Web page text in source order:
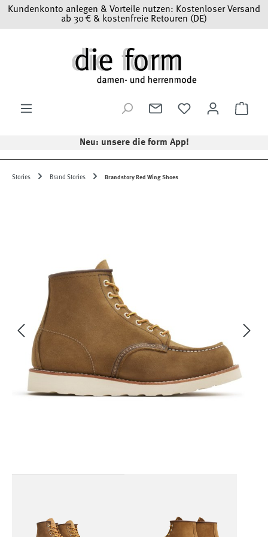
Zum Hauptinhalt springen
Kundenkonto anlegen & Vorteile nutzen: Kostenloser Versand
ab 30 € & kostenfreie Retouren (DE)
Neu: unsere die form App!
Stories Brand Stories Brandstory Red Wing Shoes